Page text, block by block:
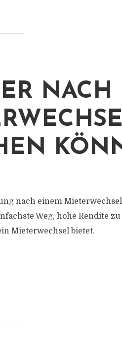
NACH
nach einem
Weg, hohe Rendite
Mieterwechsel bietet.